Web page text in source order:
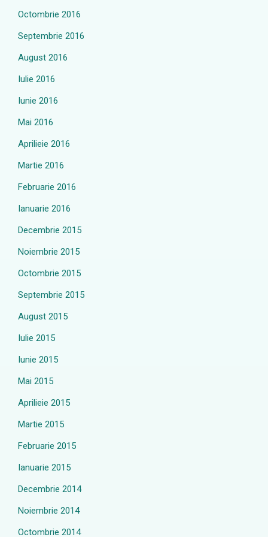
Octombrie 2016
Septembrie 2016
August 2016
Iulie 2016
Iunie 2016
Mai 2016
Aprilieie 2016
Martie 2016
Februarie 2016
Ianuarie 2016
Decembrie 2015
Noiembrie 2015
Octombrie 2015
Septembrie 2015
August 2015
Iulie 2015
Iunie 2015
Mai 2015
Aprilieie 2015
Martie 2015
Februarie 2015
Ianuarie 2015
Decembrie 2014
Noiembrie 2014
Octombrie 2014